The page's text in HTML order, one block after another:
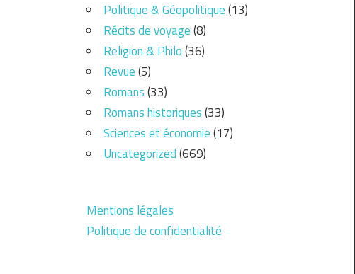
Politique & Géopolitique(13)
Récits de voyage(8)
Religion & Philo(36)
Revue(5)
Romans(33)
Romans historiques(33)
Sciences et économie(17)
Uncategorized(669)
Mentions légales
Politique de confidentialité